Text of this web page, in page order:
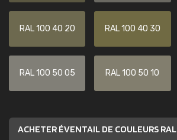
RAL 100 40 20 RAL 100 40 30
RAL 100 50 05 RAL 100 50 10
ACHETER ÉVENTAIL DE COULEURS RAL